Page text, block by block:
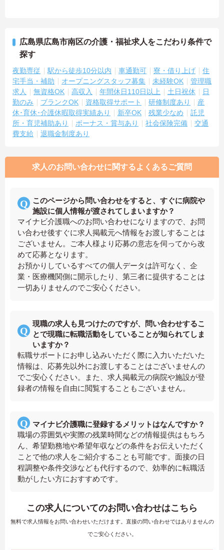
広島県広島市南区の介護・福祉求人をこだわり条件で
探す
夜勤専従 駅から徒歩10分以内 車通勤可 寮・借り上げ
住
宅手当・補助
オープニングスタッフ募集 未経験OK
管理職
求人
無資格OK 高収入 年間休日110日以上 土日祝休
日
勤のみ
ブランクOK 資格取得サポート 研修制度あり
産
休･育休･介護休暇取得実績あり
新卒OK 残業少なめ
託児
所・育児補助あり
ボーナス・賞与あり 社会保険完備
交通
費支給
退職金制度あり
求人のお問い合わせに関するよくあるご質問
このページから問い合わせをすると、すぐに病院や
施設に個人情報が渡されてしまいますか？
マイナビ介護職へのお問い合わせになりますので、お問
い合わせ後すぐに求人掲載元へ情報をお渡しすることは
ございません。ご本人様より応募の意志を伺ってから改
めて応募となります。
お預かりしているすべての個人データは許可なく、企
業・医療機関側に開示したり、第三者に提供することは
一切ありませんのでご安心ください。
現職の求人も見つけたのですが、問い合わせするこ
とで現職に転職活動をしていることが知られてしま
いますか？
転職サポートにお申し込みいただく際に入力いただいた
情報は、応募先以外にお渡しすることはございませんの
でご安心ください。また、求人掲載元の病院や施設が登
録者の情報を自由に閲覧することもございません。
マイナビ介護職に登録するメリットはなんですか？
職場の雰囲気や実際の残業時間などの情報提供はもちろ
ん、希望勤務地や希望年収などの条件をお伝えいただく
ことで他の求人をご紹介することも可能です。面接の日
程調整や条件交渉なども代行するので、効率的に転職活
動がしたい方におすすめです。
この求人についてのお問い合わせはこちら
無料で求人情報をお問い合わせいただけます。直接の問い合わせではありませんの
でご安心ください。